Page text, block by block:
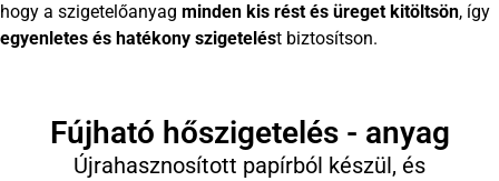
hogy a szigetelőanyag minden kis rést és üreget kitöltsön, így
egyenletes és hatékony szigetelést biztosítson.
Fújható hőszigetelés - anyag
Újrahasznosított papírból készül, és